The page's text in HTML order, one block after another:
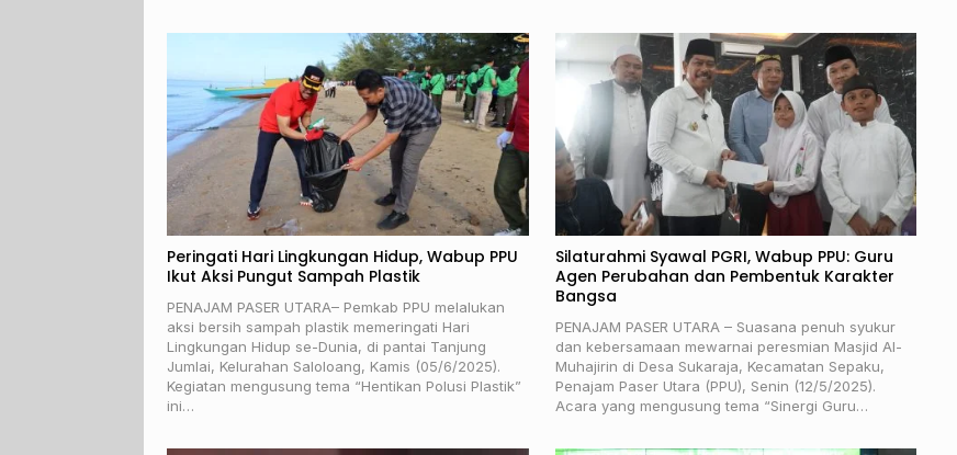
Peringati Hari Lingkungan Hidup, Wabup PPU
Ikut Aksi Pungut Sampah Plastik
PENAJAM PASER UTARA– Pemkab PPU melalukan
aksi bersih sampah plastik memeringati Hari
Lingkungan Hidup se-Dunia, di pantai Tanjung
Jumlai, Kelurahan Saloloang, Kamis (05/6/2025).
Kegiatan mengusung tema “Hentikan Polusi Plastik”
ini…
Silaturahmi Syawal PGRI, Wabup PPU: Guru
Agen Perubahan dan Pembentuk Karakter
Bangsa
PENAJAM PASER UTARA – Suasana penuh syukur
dan kebersamaan mewarnai peresmian Masjid Al-
Muhajirin di Desa Sukaraja, Kecamatan Sepaku,
Penajam Paser Utara (PPU), Senin (12/5/2025).
Acara yang mengusung tema “Sinergi Guru…